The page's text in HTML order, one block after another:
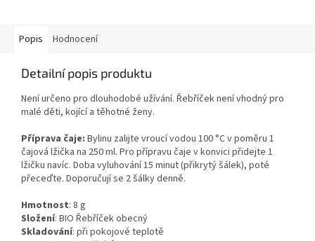
Popis Hodnocení
Detailní popis produktu
Není určeno pro dlouhodobé užívání. Řebříček není vhodný pro
malé děti, kojící a těhotné ženy.
Příprava čaje: Bylinu zalijte vroucí vodou 100 °C v poměru 1
čajová lžička na 250 ml. Pro přípravu čaje v konvici přidejte 1
lžičku navíc. Doba vyluhování 15 minut (přikrytý šálek), poté
přeceďte. Doporučují se 2 šálky denně.
Hmotnost: 8 g
Složení: BIO Řebříček obecný
Skladování: při pokojové teplotě